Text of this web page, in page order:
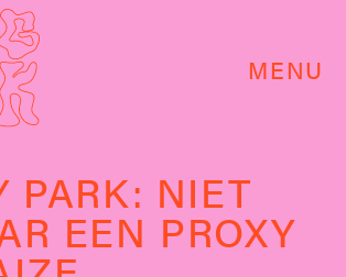
MENU
PARK: NIET
EEN PROXY